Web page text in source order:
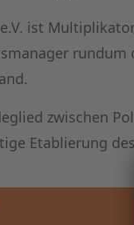
e.V. ist
rundum
zwischen
Etablierung